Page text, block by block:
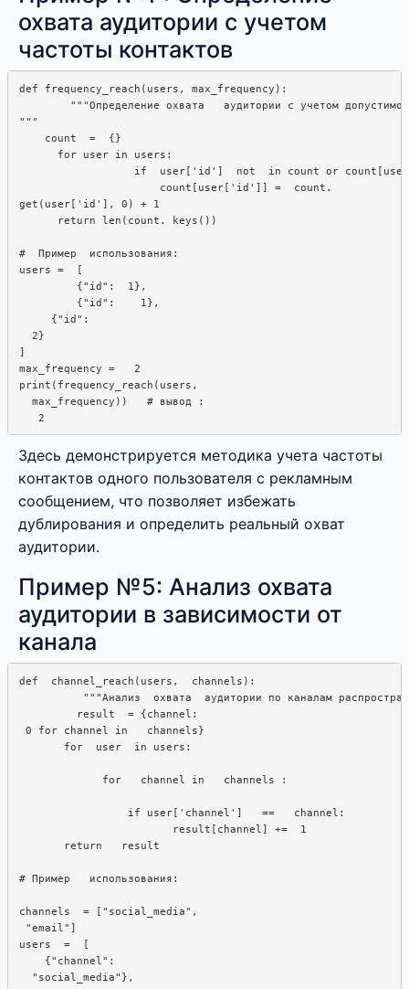
охвата аудитории с учетом
частоты контактов
def frequency_reach(users, max_frequency):
"""Определение охвата   аудитории с учетом
"""
    count  =  {}
      for user in users:
if  user['id']  not  in count or
                      count[user['id']] =  count.
get(user['id'], 0) + 1
      return len(count. keys())
#  Пример  использования:
users =  [
         {"id":  1},
         {"id":    1},
     {"id":
  2}
]
max_frequency =   2
print(frequency_reach(users,
  max_frequency))   # вывод :
Здесь демонстрируется методика учета частоты
контактов одного пользователя с рекламным
сообщением, что позволяет избежать
дублирования и определить реальный охват
аудитории.
Пример №5: Анализ охвата
аудитории в зависимости от
канала
def  channel_reach(users,  channels):
"""Анализ  охвата  аудитории по каналам
         result  = {channel:
0 for channel in   channels}
       for  user  in users:
             for   channel in   channels :
                 if user['channel']   ==   channel:
                        result[channel] +=  1
       return   result
# Пример   использования:
channels  = ["social_media",
"email"]
users  =  [
    {"channel":
  "social_media"},